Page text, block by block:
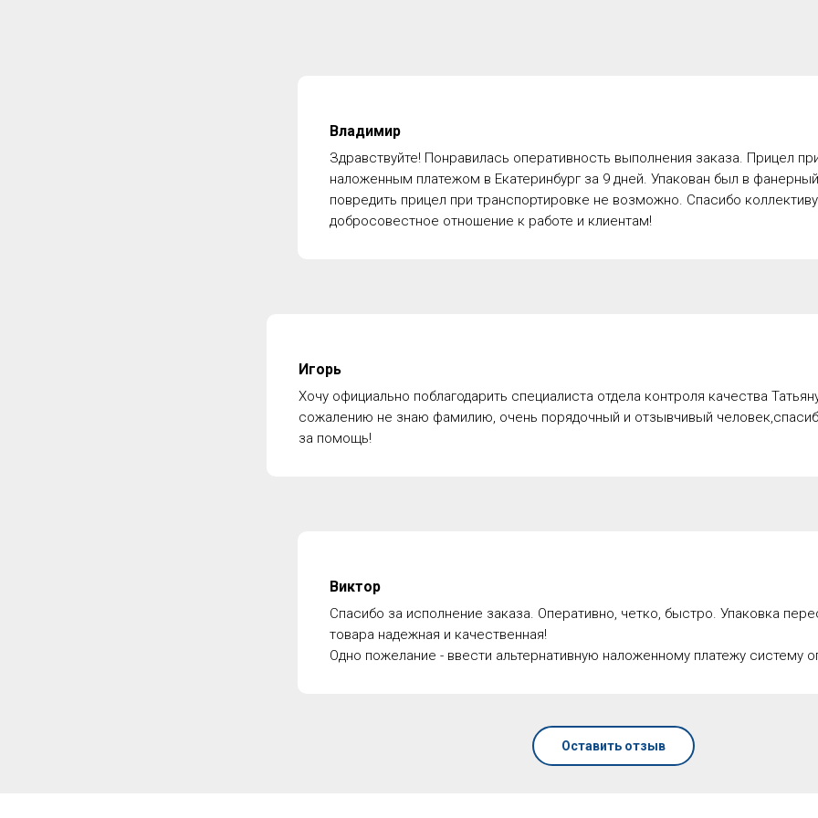
Владимир
Здравствуйте! Понравилась оперативность выполнения заказа. Прицел
наложенным платежом в Екатеринбург за 9 дней. Упакован был в
повредить прицел при транспортировке не возможно. Спасибо
добросовестное отношение к работе и клиентам!
Игорь
Хочу официально поблагодарить специалиста отдела контроля качества
сожалению не знаю фамилию, очень порядочный и отзывчивый
за помощь!
Виктор
Спасибо за исполнение заказа. Оперативно, четко, быстро. Упаковка
товара надежная и качественная!
Одно пожелание - ввести альтернативную наложенному платежу систему
Оставить отзыв